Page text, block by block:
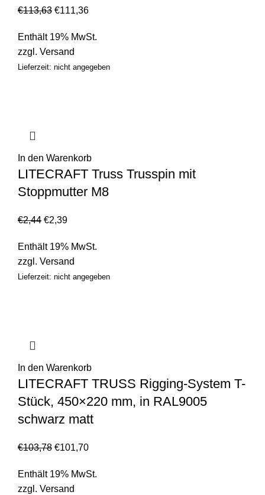
€113,63 €111,36
Enthält 19% MwSt.
zzgl. Versand
Lieferzeit: nicht angegeben
In den Warenkorb
LITECRAFT Truss Trusspin mit
Stoppmutter M8
€2,44 €2,39
Enthält 19% MwSt.
zzgl. Versand
Lieferzeit: nicht angegeben
In den Warenkorb
LITECRAFT TRUSS Rigging-System T-
Stück, 450×220 mm, in RAL9005
schwarz matt
€103,78 €101,70
Enthält 19% MwSt.
zzgl. Versand